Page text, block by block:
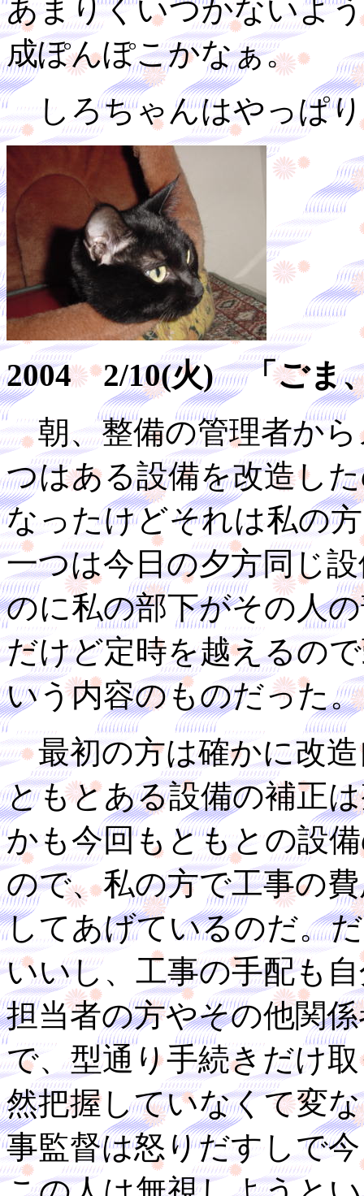
あまりくいつかないよ
成ぽんぽこかなぁ。
しろちゃんはやっぱり
2004 2/10(火) 「ごま
朝、整備の管理者から
つはある設備を改造し
なったけどそれは私の
一つは今日の夕方同じ
のに私の部下がその人
だけど定時を越えるの
いう内容のものだった。
最初の方は確かに改造
ともとある設備の補正
かも今回もともとの設
ので、私の方で工事の
してあげているのだ。
いいし、工事の手配も
担当者の方やその他関
で、型通り手続きだけ
然把握していなくて変
事監督は怒りだすしで